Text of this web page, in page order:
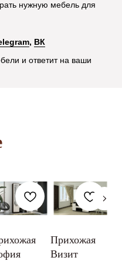
нужную мебель для
, ВК
и ответит на ваши
Прихожая
Визит